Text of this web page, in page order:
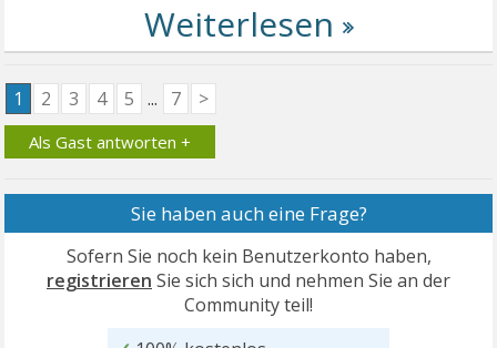
1 2 3 4 5 ... 7 >
Als Gast antworten +
Sie haben auch eine Frage?
Sofern Sie noch kein Benutzerkonto haben,
registrieren Sie sich sich und nehmen Sie an der
Community teil!